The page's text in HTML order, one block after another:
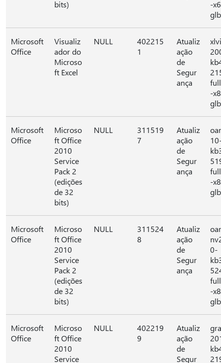
bits)
-
Microsoft
Office
Visualiz
ador do
Microso
ft Excel
NULL
402215
1
Atualiz
ação
de
Segur
ança
-
Microsoft
Office
Microso
ft Office
2010
Service
Pack 2
(edições
de 32
bits)
NULL
311519
7
Atualiz
ação
de
Segur
ança
-
Microsoft
Office
Microso
ft Office
2010
Service
Pack 2
(edições
de 32
bits)
NULL
311524
8
Atualiz
ação
de
Segur
ança
0-
-
Microsoft
Office
Microso
ft Office
2010
Service
NULL
402219
9
Atualiz
ação
de
Segur